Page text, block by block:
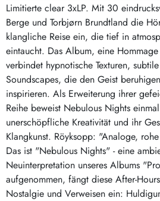
Limitierte clear 3xLP. Mit 30
Berge und Torbjørn Brundtland die
klangliche Reise ein, die tief in
eintaucht. Das Album, eine
verbindet hypnotische Texturen,
Soundscapes, die den Geist
inspirieren. Als Erweiterung ihrer
Reihe beweist Nebulous Nights
unerschöpfliche Kreativität und ihr
Klangkunst. Röyksopp: "Analoge,
Das ist "Nebulous Nights" - eine
Neuinterpretation unseres Albums
aufgenommen, fängt diese After-
Nostalgie und Verweisen ein: